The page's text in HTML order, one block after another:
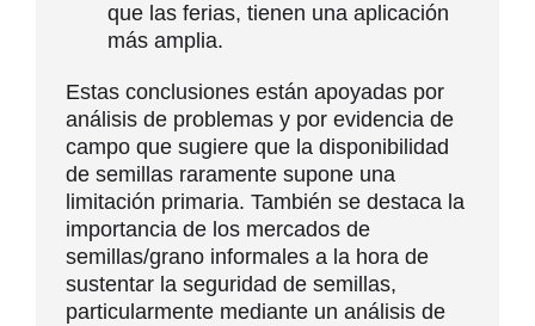
que las ferias, tienen una aplicación
más amplia.
Estas conclusiones están apoyadas por
análisis de problemas y por evidencia de
campo que sugiere que la disponibilidad
de semillas raramente supone una
limitación primaria. También se destaca la
importancia de los mercados de
semillas/grano informales a la hora de
sustentar la seguridad de semillas,
particularmente mediante un análisis de